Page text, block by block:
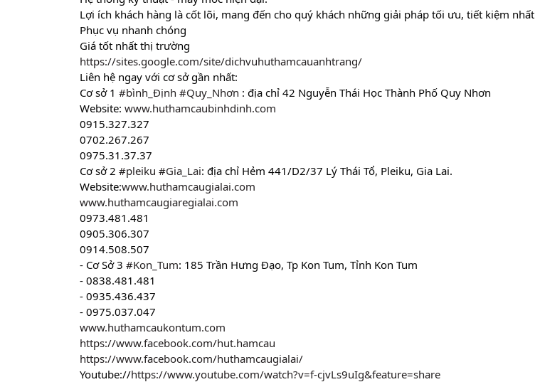
Lợi ích khách hàng là cốt lõi, mang đến cho quý khách những giải pháp tối ưu, tiết kiệm nhất
Phục vụ nhanh chóng
Giá tốt nhất thị trường
https://sites.google.com/site/dichvuhuthamcauanhtrang/
Liên hệ ngay với cơ sở gần nhất:
Cơ sở 1 #bình_Định #Quy_Nhơn : địa chỉ 42 Nguyễn Thái Học Thành Phố Quy Nhơn
Website: www.huthamcaubinhdinh.com
0915.327.327
0702.267.267
0975.31.37.37
Cơ sở 2 #pleiku #Gia_Lai: địa chỉ Hẻm 441/D2/37 Lý Thái Tổ, Pleiku, Gia Lai.
Website:www.huthamcaugialai.com
www.huthamcaugiaregialai.com
0973.481.481
0905.306.307
0914.508.507
- Cơ Sở 3 #Kon_Tum: 185 Trần Hưng Đạo, Tp Kon Tum, Tỉnh Kon Tum
- 0838.481.481
- 0935.436.437
- 0975.037.047
www.huthamcaukontum.com
https://www.facebook.com/hut.hamcau
https://www.facebook.com/huthamcaugialai/
Youtube://https://www.youtube.com/watch?v=f-cjvLs9uIg&feature=share